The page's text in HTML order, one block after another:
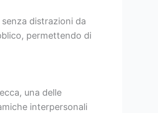
distrazioni da
permettendo di
una delle
interpersonali